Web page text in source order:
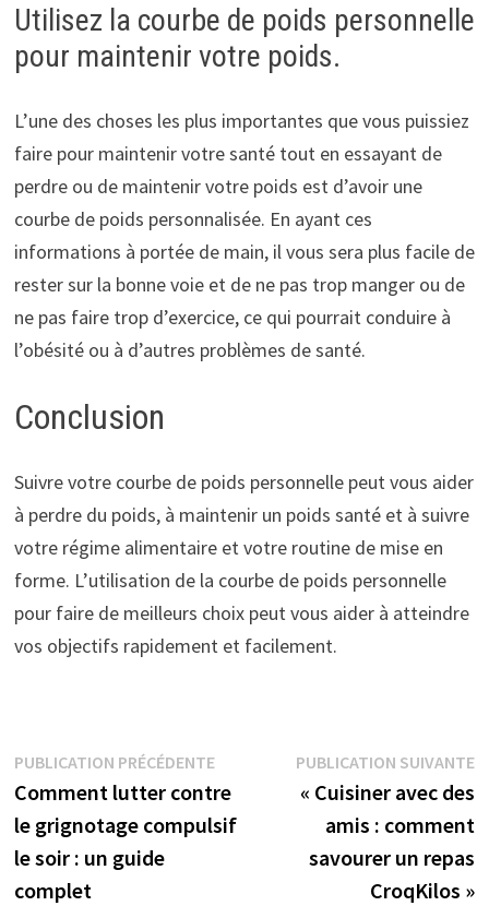
Utilisez la courbe de poids personnelle
pour maintenir votre poids.
L’une des choses les plus importantes que vous puissiez
faire pour maintenir votre santé tout en essayant de
perdre ou de maintenir votre poids est d’avoir une
courbe de poids personnalisée. En ayant ces
informations à portée de main, il vous sera plus facile de
rester sur la bonne voie et de ne pas trop manger ou de
ne pas faire trop d’exercice, ce qui pourrait conduire à
l’obésité ou à d’autres problèmes de santé.
Conclusion
Suivre votre courbe de poids personnelle peut vous aider
à perdre du poids, à maintenir un poids santé et à suivre
votre régime alimentaire et votre routine de mise en
forme. L’utilisation de la courbe de poids personnelle
pour faire de meilleurs choix peut vous aider à atteindre
vos objectifs rapidement et facilement.
Navigation
de
l’article
PUBLICATION PRÉCÉDENTEPublication
précédente :
Comment lutter contre
le grignotage compulsif
le soir : un guide
complet
PUBLICATION SUIVANTE
« Cuisiner avec des
amis : comment
savourer un repas
CroqKilos »